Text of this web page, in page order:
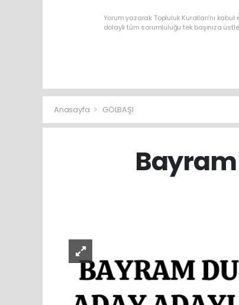
Yorum yazarak Topluluk Kuralları’nı
dolaylı tüm sorumluluğu tek başınıza
Anasayfa GÖLBAŞI
Bayram